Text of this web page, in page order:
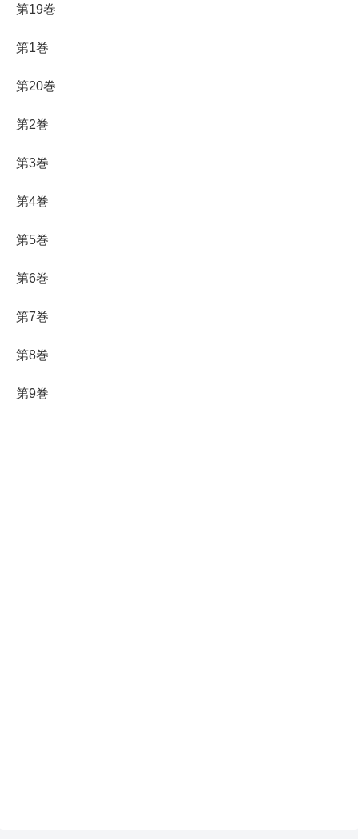
第19巻
第1巻
第20巻
第2巻
第3巻
第4巻
第5巻
第6巻
第7巻
第8巻
第9巻